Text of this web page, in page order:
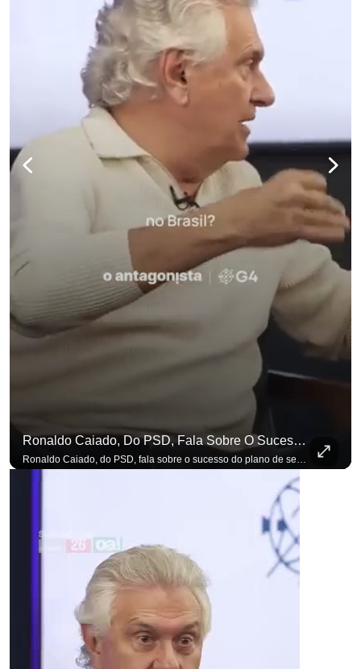
Ronaldo Caiado, Do PSD, Fala Sobre O Sucesso Do Plano De Segurança Pública
Ronaldo Caiado, do PSD, fala sobre o sucesso do plano de segurança pública como governador de Goiás, sendo um incentivo aos empreendedores locais. Se você busca informação com credibilidade, inscreva-se agora e ative o